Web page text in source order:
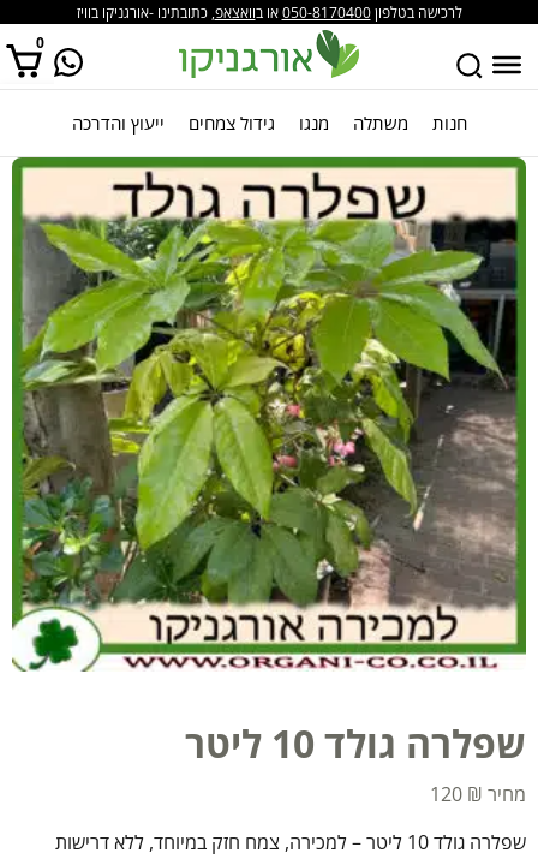
לרכישה בטלפון050-8170400או בוואצאפ, כתובתינו -אורגניקו בוויז
0
אין מוצרים בסל הקניות. חנות משתלה מנגו גידול צמחים ייעוץ והדרכה
שפלרה גולד 10 ליטר
120 ₪
שפלרה גולד 10 ליטר – למכירה, צמח חזק במיוחד, ללא דרישות